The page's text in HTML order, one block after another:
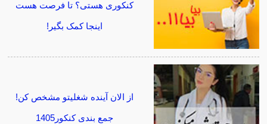
کنکوری هستی؟ تا فرصت هست
اینجا کمک بگیر!
از الان آینده شغلیتو مشخص کن!
جمع بندی کنکور1405